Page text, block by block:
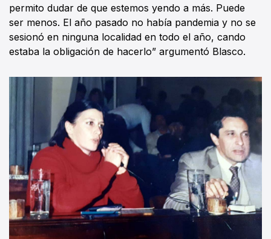
permito dudar de que estemos yendo a más. Puede
ser menos. El año pasado no había pandemia y no se
sesionó en ninguna localidad en todo el año, cando
estaba la obligación de hacerlo” argumentó Blasco.